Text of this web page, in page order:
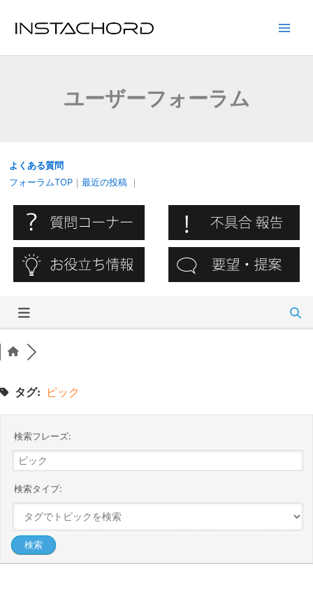
ユーザーフォーラム
よくある質問
フォーラムTOP ｜ 最近の投稿 ｜
タグ: ピック
検索フレーズ:
検索タイプ: